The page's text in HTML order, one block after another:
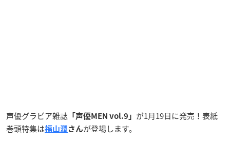
声優グラビア雑誌 「声優MEN vol.9」 が1月19日に発売！表紙
巻頭特集は福山潤 さんが登場します。